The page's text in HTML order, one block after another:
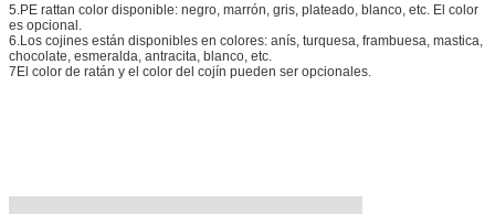
5.PE rattan color disponible: negro, marrón, gris, plateado, blanco, etc. El color
es opcional.
6.Los cojines están disponibles en colores: anís, turquesa, frambuesa, mastica,
chocolate, esmeralda, antracita, blanco, etc.
7El color de ratán y el color del cojín pueden ser opcionales.